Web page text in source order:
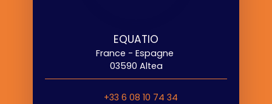
EQUATIO
France - Espagne
03590 Altea
+33 6 08 10 74 34